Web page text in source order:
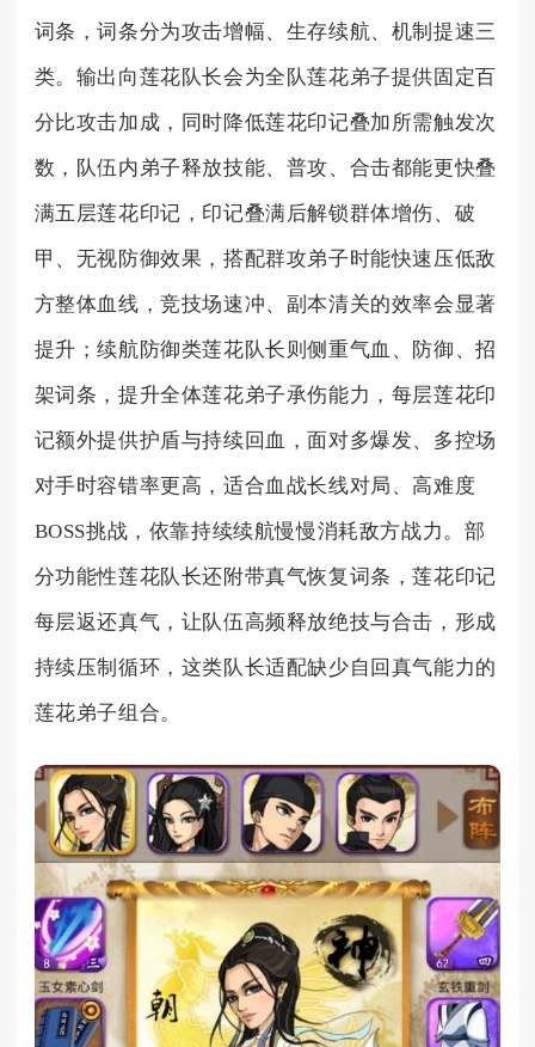
词条，词条分为攻击增幅、生存续航、机制提速三
类。输出向莲花队长会为全队莲花弟子提供固定百
分比攻击加成，同时降低莲花印记叠加所需触发次
数，队伍内弟子释放技能、普攻、合击都能更快叠
满五层莲花印记，印记叠满后解锁群体增伤、破
甲、无视防御效果，搭配群攻弟子时能快速压低敌
方整体血线，竞技场速冲、副本清关的效率会显著
提升；续航防御类莲花队长则侧重气血、防御、招
架词条，提升全体莲花弟子承伤能力，每层莲花印
记额外提供护盾与持续回血，面对多爆发、多控场
对手时容错率更高，适合血战长线对局、高难度
BOSS挑战，依靠持续续航慢慢消耗敌方战力。部
分功能性莲花队长还附带真气恢复词条，莲花印记
每层返还真气，让队伍高频释放绝技与合击，形成
持续压制循环，这类队长适配缺少自回真气能力的
莲花弟子组合。